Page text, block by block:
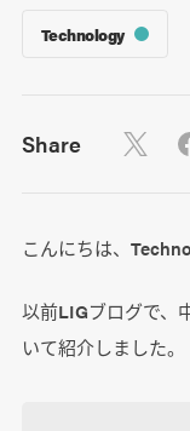
Technology
Share
こんにちは、
以前LIGブログで、
いて紹介しました。